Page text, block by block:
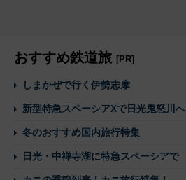
おすすめ鉄道旅 [PR]
しまかぜで行く伊勢志摩
新型特急スペーシアXで日光鬼怒川へ
冬のおすすめ国内旅行特集
日光・中禅寺湖に特急スペーシアで